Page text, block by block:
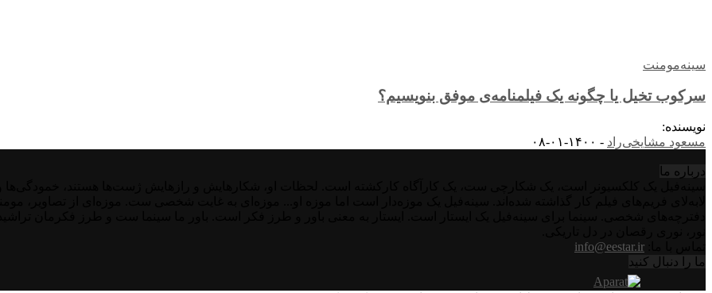
سینه‌مومنت
سرکوب تخیل یا چگونه یک فیلمنامه‌ی موفق بنویسیم؟
نویسنده:
مسعود مشایخی‌راد - ۱۴۰۰-۰۱-۰۸
درباره‌ ما
info@eestar.ir
ما را دنبال کنید